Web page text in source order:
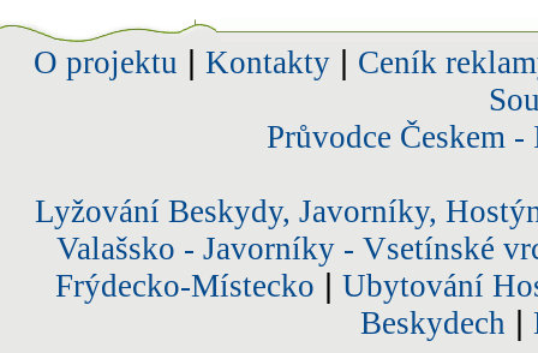
O projektu Kontakty| Ceník
Průvodce Českem
Lyžování Beskydy, Javorníky,
Valašsko - Javorníky - Vsetínské
Frýdecko-Místecko
Ubytování
Beskydech